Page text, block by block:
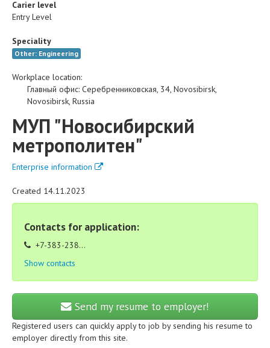
Carier level
Entry Level
Speciality
Other: Engineering
Workplace location:
Главный офис: Серебренниковская, 34, Novosibirsk,
Novosibirsk, Russia
МУП "Новосибирский
метрополитен"
Enterprise information
Created 14.11.2023
Contacts for application:
+7-383-238...
Show contacts
Send my resume to employer!
Registered users can quickly apply to job by sending his resume to
employer directly from this site.